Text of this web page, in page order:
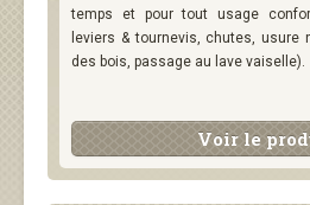
temps et pour tout usage
leviers & tournevis, chutes,
des bois, passage au lave vaiselle).
Voir le